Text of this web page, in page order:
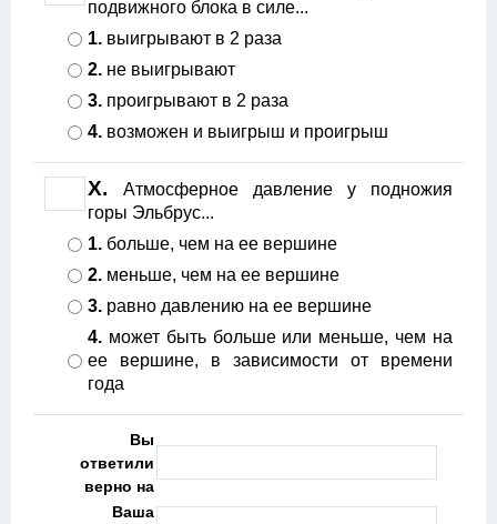
подвижного блока в силе...
1. выигрывают в 2 раза
2. не выигрывают
3. проигрывают в 2 раза
4. возможен и выигрыш и проигрыш
X.
Атмосферное давление у подножия
горы Эльбрус...
1. больше, чем на ее вершине
2. меньше, чем на ее вершине
3. равно давлению на ее вершине
4. может быть больше или меньше, чем на
ее вершине, в зависимости от времени
года
Вы
ответили
верно на
Ваша